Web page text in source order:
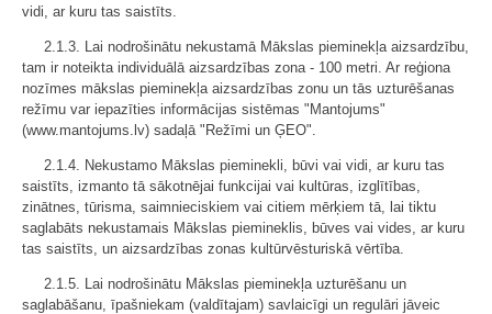
vidi, ar kuru tas saistīts.
2.1.3. Lai nodrošinātu nekustamā Mākslas pieminekļa aizsardzību,
tam ir noteikta individuālā aizsardzības zona - 100 metri. Ar reģiona
nozīmes mākslas pieminekļa aizsardzības zonu un tās uzturēšanas
režīmu var iepazīties informācijas sistēmas "Mantojums"
(www.mantojums.lv) sadaļā "Režīmi un ĢEO".
2.1.4. Nekustamo Mākslas pieminekli, būvi vai vidi, ar kuru tas
saistīts, izmanto tā sākotnējai funkcijai vai kultūras, izglītības,
zinātnes, tūrisma, saimnieciskiem vai citiem mērķiem tā, lai tiktu
saglabāts nekustamais Mākslas piemineklis, būves vai vides, ar kuru
tas saistīts, un aizsardzības zonas kultūrvēsturiskā vērtība.
2.1.5. Lai nodrošinātu Mākslas pieminekļa uzturēšanu un
saglabāšanu, īpašniekam (valdītajam) savlaicīgi un regulāri jāveic